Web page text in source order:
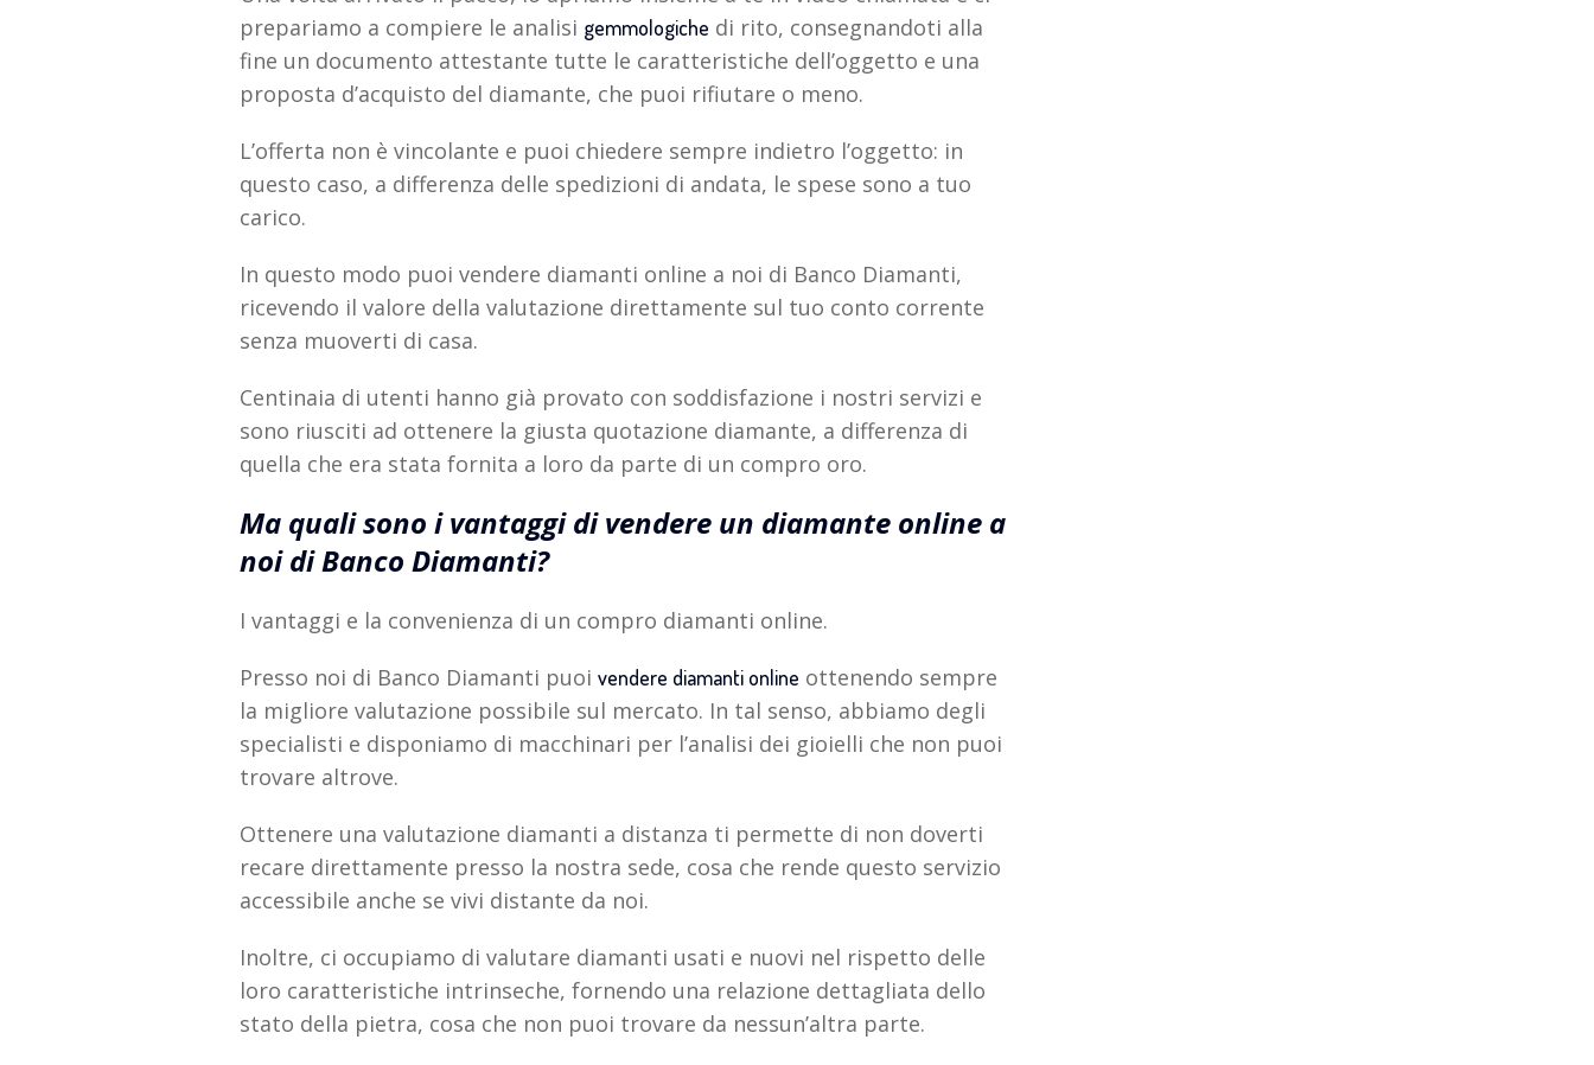
prepariamo a compiere le analisi gemmologiche di rito, consegnandoti alla
fine un documento attestante tutte le caratteristiche dell’oggetto e una
proposta d’acquisto del diamante, che puoi rifiutare o meno.
L’offerta non è vincolante e puoi chiedere sempre indietro l’oggetto: in
questo caso, a differenza delle spedizioni di andata, le spese sono a tuo
carico.
In questo modo puoi vendere diamanti online a noi di Banco Diamanti,
ricevendo il valore della valutazione direttamente sul tuo conto corrente
senza muoverti di casa.
Centinaia di utenti hanno già provato con soddisfazione i nostri servizi e
sono riusciti ad ottenere la giusta quotazione diamante, a differenza di
quella che era stata fornita a loro da parte di un compro oro.
Ma quali sono i vantaggi di vendere un diamante online a
noi di Banco Diamanti?
I vantaggi e la convenienza di un compro diamanti online.
Presso noi di Banco Diamanti puoi vendere diamanti online ottenendo sempre
la migliore valutazione possibile sul mercato. In tal senso, abbiamo degli
specialisti e disponiamo di macchinari per l’analisi dei gioielli che non puoi
trovare altrove.
Ottenere una valutazione diamanti a distanza ti permette di non doverti
recare direttamente presso la nostra sede, cosa che rende questo servizio
accessibile anche se vivi distante da noi.
Inoltre, ci occupiamo di valutare diamanti usati e nuovi nel rispetto delle
loro caratteristiche intrinseche, fornendo una relazione dettagliata dello
stato della pietra, cosa che non puoi trovare da nessun’altra parte.